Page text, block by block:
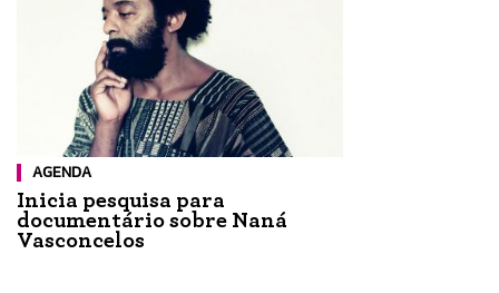
AGENDA
Inicia pesquisa para
documentário sobre Naná
Vasconcelos